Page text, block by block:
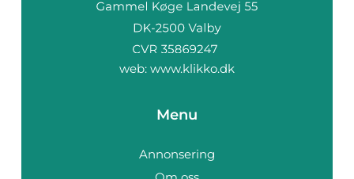
web: www.klikko.dk
Menu
Annonsering